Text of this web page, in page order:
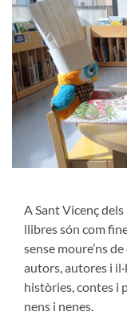
A Sant Vicenç
llibres són com
sense moure’ns
autors, autores i
històries, contes i
nens i nenes.